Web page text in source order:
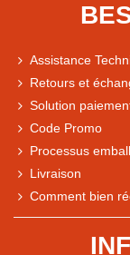
Assistance
Retours et
Solution
Code Promo
Processus
Livraison
Comment bien